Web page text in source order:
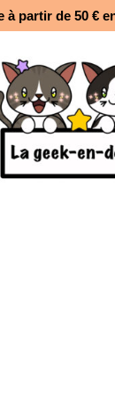
à partir de 50 €